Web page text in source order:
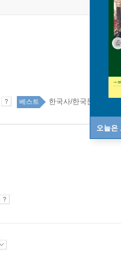
오늘은
베스트 한국사/한국문화